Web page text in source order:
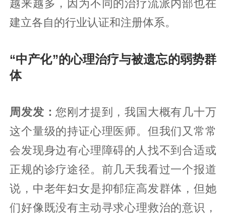
越来越多，因为不同的治疗流派内部也在
建立各自的行业认证和注册体系。
“中产化”的心理治疗与被遗忘的弱势群
体
周发发： 您刚才提到，我国大概有几十万
这个量级的持证心理医师。但我们又常常
会发现身边有心理障碍的人找不到合适或
正规的诊疗途径。前几天我看过一个报道
说，中老年妇女是抑郁症高发群体，但她
们好像既没有主动寻求心理救治的意识，